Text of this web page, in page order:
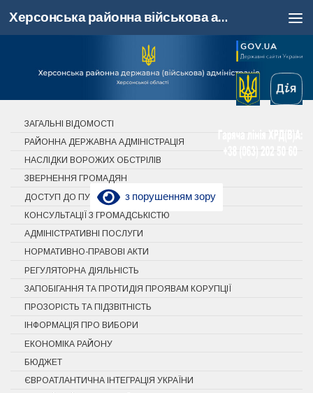
Skip to content Херсонська районна військова адміністрація, Херсонська область
з порушенням зору
ЗАГАЛЬНІ ВІДОМОСТІ
РАЙОННА ДЕРЖАВНА АДМІНІСТРАЦІЯ
НАСЛІДКИ ВОРОЖИХ ОБСТРІЛІВ
ЗВЕРНЕННЯ ГРОМАДЯН
ДОСТУП ДО ПУБЛІЧНОЇ ІНФОРМАЦІЇ
КОНСУЛЬТАЦІЇ З ГРОМАДСЬКІСТЮ
АДМІНІСТРАТИВНІ ПОСЛУГИ
НОРМАТИВНО-ПРАВОВІ АКТИ
РЕГУЛЯТОРНА ДІЯЛЬНІСТЬ
ЗАПОБІГАННЯ ТА ПРОТИДІЯ ПРОЯВАМ КОРУПЦІЇ
ПРОЗОРІСТЬ ТА ПІДЗВІТНІСТЬ
ІНФОРМАЦІЯ ПРО ВИБОРИ
ЕКОНОМІКА РАЙОНУ
БЮДЖЕТ
ЄВРОАТЛАНТИЧНА ІНТЕГРАЦІЯ УКРАЇНИ